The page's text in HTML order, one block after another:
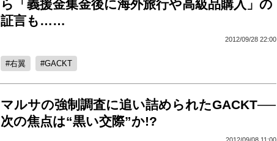
ら「義援金集金後に海外旅行や高級品購入」の
証言も……
2012/09/28 22:00
右翼 GACKT
マルサの強制調査に追い詰められたGACKT──
次の焦点は“黒い交際”か!?